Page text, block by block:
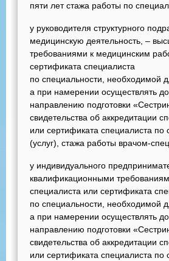
пяти лет стажа работы по
у руководителя структурного
медицинскую деятельность, –
требованиями к медицинским
сертификата специалиста
по специальности, необходимой
а при намерении осуществлять
направлению подготовки
свидетельства об аккредитации
или сертификата специалиста
(услуг), стажа работы врачом-
у индивидуального
квалификационными
специалиста или сертификата
по специальности, необходимой
а при намерении осуществлять
направлению подготовки
свидетельства об аккредитации
или сертификата специалиста